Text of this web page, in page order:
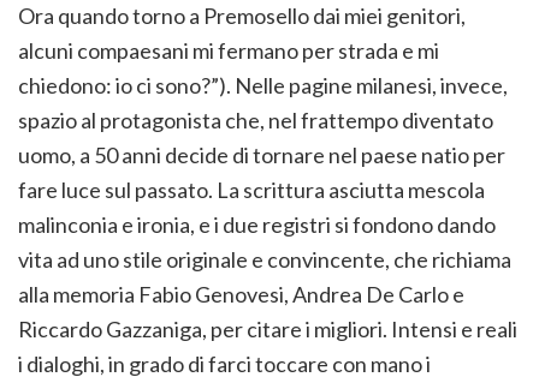
Ora quando torno a Premosello dai miei genitori,
alcuni compaesani mi fermano per strada e mi
chiedono: io ci sono?”). Nelle pagine milanesi, invece,
spazio al protagonista che, nel frattempo diventato
uomo, a 50 anni decide di tornare nel paese natio per
fare luce sul passato. La scrittura asciutta mescola
malinconia e ironia, e i due registri si fondono dando
vita ad uno stile originale e convincente, che richiama
alla memoria Fabio Genovesi, Andrea De Carlo e
Riccardo Gazzaniga, per citare i migliori. Intensi e reali
i dialoghi, in grado di farci toccare con mano i